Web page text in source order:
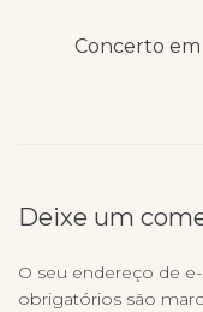
Concerto em
Deixe um
O seu endereço de
obrigatórios são